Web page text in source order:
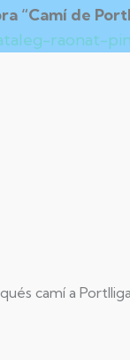
“Camí de
raonat-
camí a